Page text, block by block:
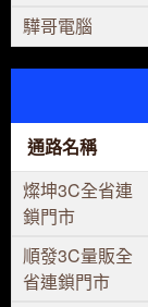
驊哥電腦
通路名稱
燦坤3C全省連
鎖門市
順發3C量販全
省連鎖門市